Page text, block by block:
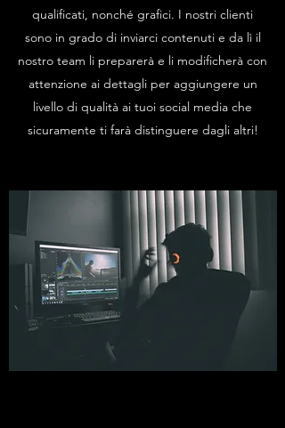
qualificati, nonché grafici. I nostri clienti
sono in grado di inviarci contenuti e da lì il
nostro team li preparerà e li modificherà con
attenzione ai dettagli per aggiungere un
livello di qualità ai tuoi social media che
sicuramente ti farà distinguere dagli altri!